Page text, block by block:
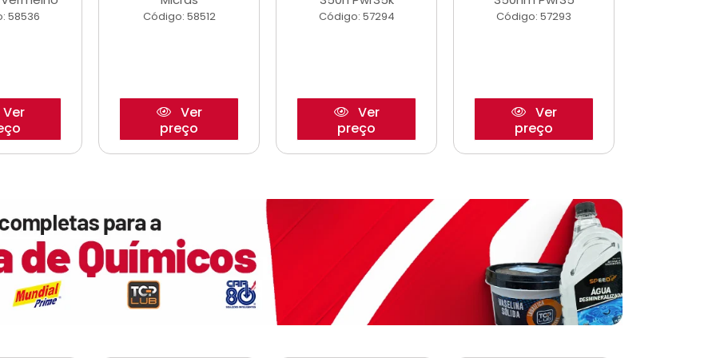
58536
Ver
Código: 58512
Ver
preço
Código: 57294
Ver
preço
Código: 57293
Ver
preço